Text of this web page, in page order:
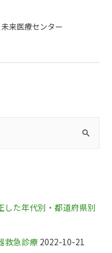
来医療センター
した年代別・都道府県別
救急診療 2022-10-21